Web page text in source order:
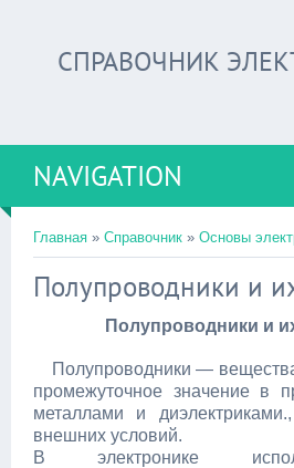
СПРАВОЧНИК
NAVIGATION
Главная » Справочник » Основы
Полупроводники и
Полупроводники и
Полупроводники —
промежуточное значение в
металлами и
внешних условий.
В электронике